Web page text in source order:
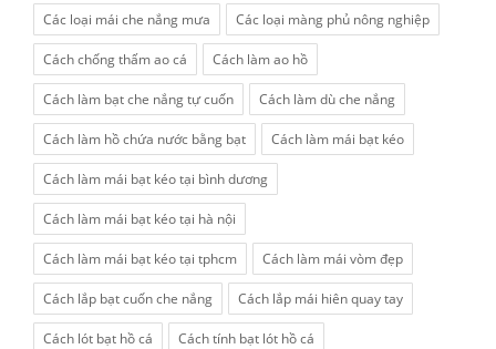
Các loại mái che nắng mưa Các loại màng phủ nông nghiệp
Cách chống thấm ao cá Cách làm ao hồ
Cách làm bạt che nắng tự cuốn Cách làm dù che nắng
Cách làm hồ chứa nước bằng bạt Cách làm mái bạt kéo
Cách làm mái bạt kéo tại bình dương
Cách làm mái bạt kéo tại hà nội
Cách làm mái bạt kéo tại tphcm Cách làm mái vòm đẹp
Cách lắp bạt cuốn che nắng Cách lắp mái hiên quay tay
Cách lót bạt hồ cá Cách tính bạt lót hồ cá